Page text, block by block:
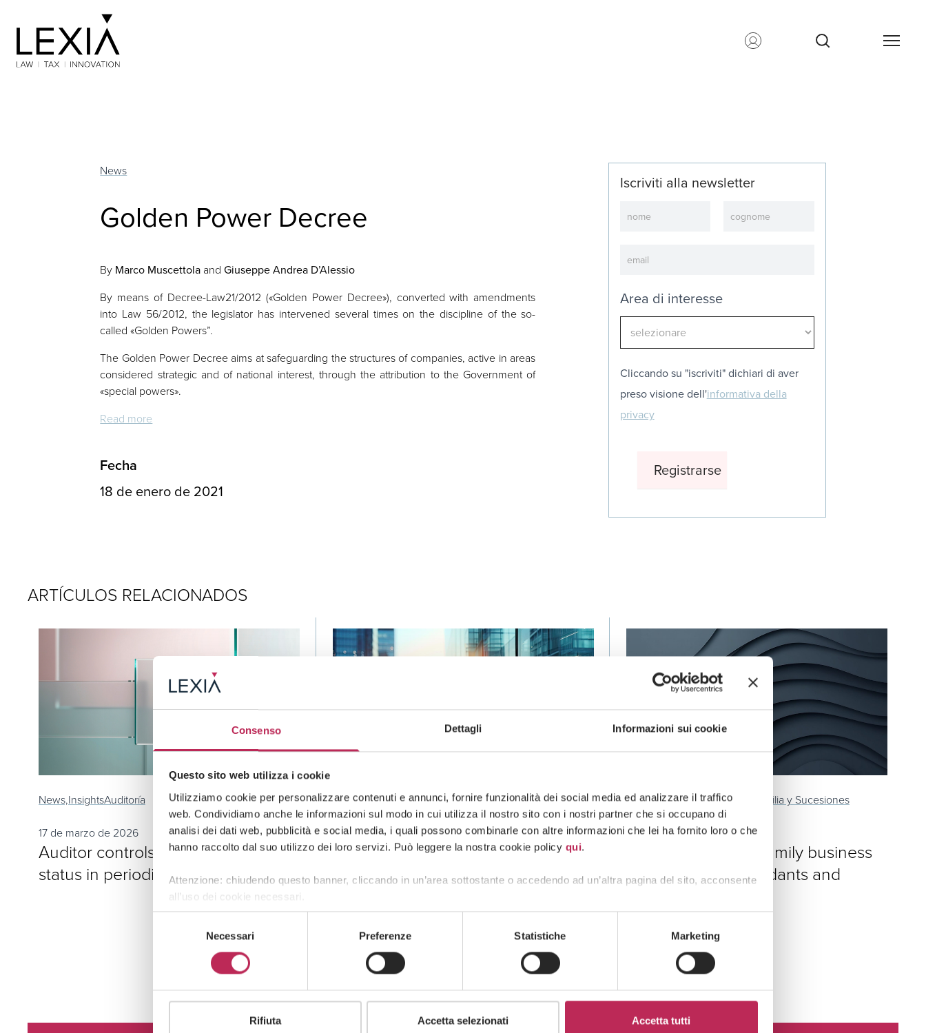
Consenso Dettagli Informazioni sui cookie
Questo sito web utilizza i cookie
Utilizziamo cookie per personalizzare contenuti e annunci, fornire funzionalità dei social media ed analizzare il traffico
web. Condividiamo anche le informazioni sul modo in cui utilizza il nostro sito con i nostri partner che si occupano di
analisi dei dati web, pubblicità e social media, i quali possono combinarle con altre informazioni che lei ha fornito loro o che
hanno raccolto dal suo utilizzo dei loro servizi. Può leggere la nostra cookie policy qui.
Attenzione: chiudendo questo banner, cliccando in un’area sottostante o accedendo ad un’altra pagina del sito, acconsente
all’uso dei cookie necessari.
Necessari Preferenze Statistiche Marketing
Rifiuta Accetta selezionati Accetta tutti
News
Golden Power Decree
Iscriviti alla newsletter
Area di interesse
Cliccando su "iscriviti" dichiari di aver
preso visione dell'informativa della
privacy
By Marco Muscettola andGiuseppe Andrea D’Alessio
By means of Decree-Law21/2012 («Golden Power Decree»), converted with amendments
into Law 56/2012, the legislator has intervened several times on the discipline of the so-
called «Golden Powers”.
The Golden Power Decree aims at safeguarding the structures of companies, active in areas
considered strategic and of national interest, through the attribution to the Government of
«special powers».
Read more
Fecha
18 de enero de 2021
ARTÍCULOS RELACIONADOS
News,InsightsAuditoría
17 de marzo de 2026
Auditor controls on potential crisis
status in periodic reviews
News,InsightsMercados de capitales
Reform of the Italian Financial Act
News,Insights Sucesiones, Familia y Sucesiones
14 de octubre de 2025
Tax exemption for family business
transfers to descendants and